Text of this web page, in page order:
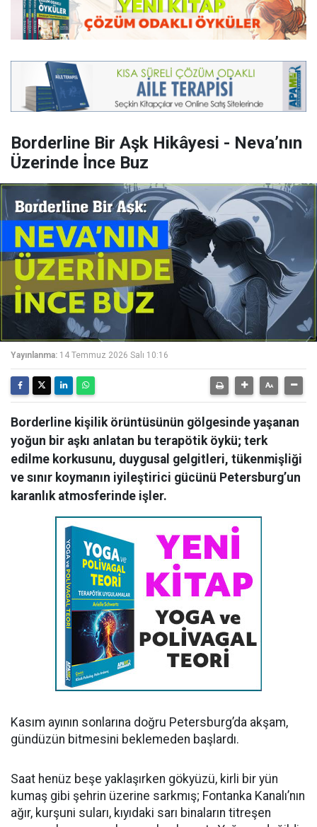
Borderline Bir Aşk Hikâyesi - Neva’nın
Üzerinde İnce Buz
Yayınlanma: 14 Temmuz 2026 Salı 10:16
Borderline kişilik örüntüsünün gölgesinde yaşanan
yoğun bir aşkı anlatan bu terapötik öykü; terk
edilme korkusunu, duygusal gelgitleri, tükenmişliği
ve sınır koymanın iyileştirici gücünü Petersburg’un
karanlık atmosferinde işler.
Kasım ayının sonlarına doğru Petersburg’da akşam,
gündüzün bitmesini beklemeden başlardı.
Saat henüz beşe yaklaşırken gökyüzü, kirli bir yün
kumaş gibi şehrin üzerine sarkmış; Fontanka Kanalı’nın
ağır, kurşuni suları, kıyıdaki sarı binaların titreşen